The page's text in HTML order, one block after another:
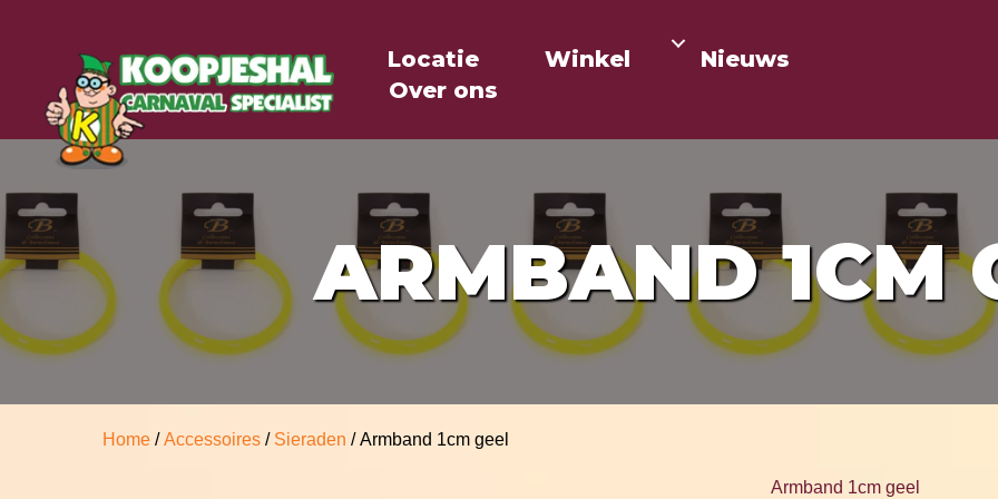
Locatie Winkel
Nieuws
Over ons
ARMBAND 1CM
Home /Accessoires / Sieraden / Armband 1cm geel
Armband 1cm geel